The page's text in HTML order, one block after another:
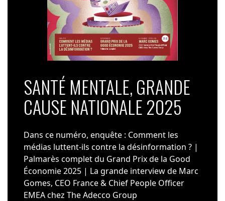
SANTÉ MENTALE, GRANDE
CAUSE NATIONALE 2025
Dans ce numéro, enquête : Comment les
médias luttent-ils contre la désinformation ? |
Palmarès complet du Grand Prix de la Good
Économie 2025 | La grande interview de Marc
Gomes, CEO France & Chief People Officer
EMEA chez The Adecco Group